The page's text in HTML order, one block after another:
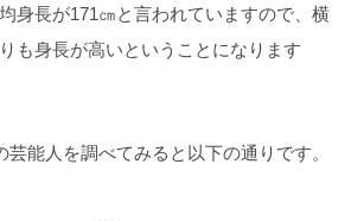
身長が171㎝と言われていますので、横
も身長が高いということになります
芸能人を調べてみると以下の通りです。